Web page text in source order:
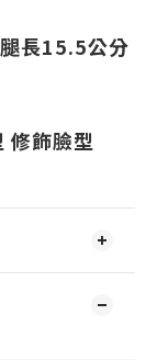
長15.5公分
修飾臉型